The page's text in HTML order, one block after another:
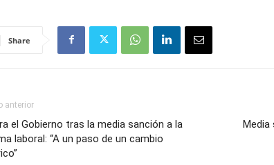
Share
anterior
el Gobierno tras la media sanción a la
laboral: “A un paso de un cambio
Media